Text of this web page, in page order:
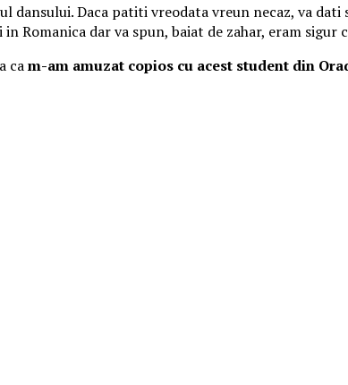
Daca patiti vreodata vreun necaz, va
dar va spun, baiat de zahar, eram sigur
cam-am amuzat copios cu acest student din